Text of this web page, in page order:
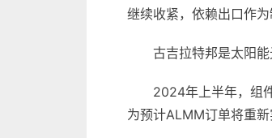
继续收紧，依赖出口作
古吉拉特邦是太阳
2024年上半年，组
为预计ALMM订单将重